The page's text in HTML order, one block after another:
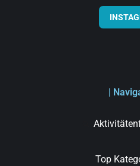
|
Top